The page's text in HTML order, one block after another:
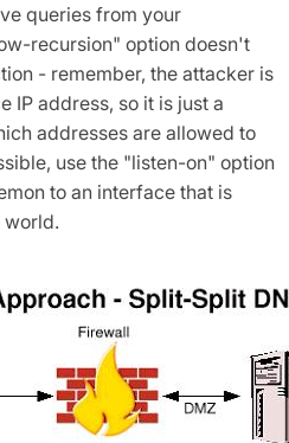
queries from your
recursion" option doesn't
- remember, the attacker is
IP address, so it is just a
addresses are allowed to
use the "listen-on" option
to an interface that is
world.